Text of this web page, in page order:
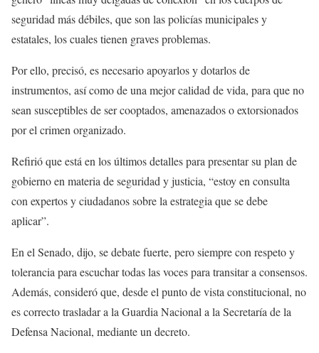
seguridad más débiles, que son las policías municipales y
estatales, los cuales tienen graves problemas.
Por ello, precisó, es necesario apoyarlos y dotarlos de
instrumentos, así como de una mejor calidad de vida, para que no
sean susceptibles de ser cooptados, amenazados o extorsionados
por el crimen organizado.
Refirió que está en los últimos detalles para presentar su plan de
gobierno en materia de seguridad y justicia, “estoy en consulta
con expertos y ciudadanos sobre la estrategia que se debe
aplicar”.
En el Senado, dijo, se debate fuerte, pero siempre con respeto y
tolerancia para escuchar todas las voces para transitar a consensos.
Además, consideró que, desde el punto de vista constitucional, no
es correcto trasladar a la Guardia Nacional a la Secretaría de la
Defensa Nacional, mediante un decreto.